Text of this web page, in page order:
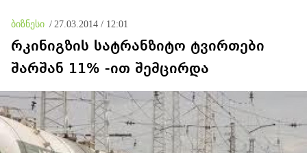
ბიზნესი / 27.03.2014 / 12:01
რკინიგზის სატრანზიტო ტვირთები
შარშან 11% -ით შემცირდა